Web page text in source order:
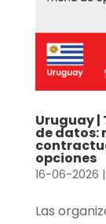
Uruguay
de datos:
opciones
16-06-2026 |
Las